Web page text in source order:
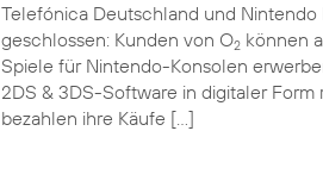
Telefónica Deutschland und
geschlossen: Kunden von O2 können
Spiele für Nintendo-Konsolen
2DS & 3DS-Software in digitaler
bezahlen ihre Käufe […]